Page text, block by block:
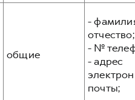
общие
-
отчество;
- №
- адрес
почты;